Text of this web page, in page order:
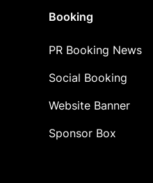
Booking
PR Booking News
Social Booking
Website Banner
Sponsor Box